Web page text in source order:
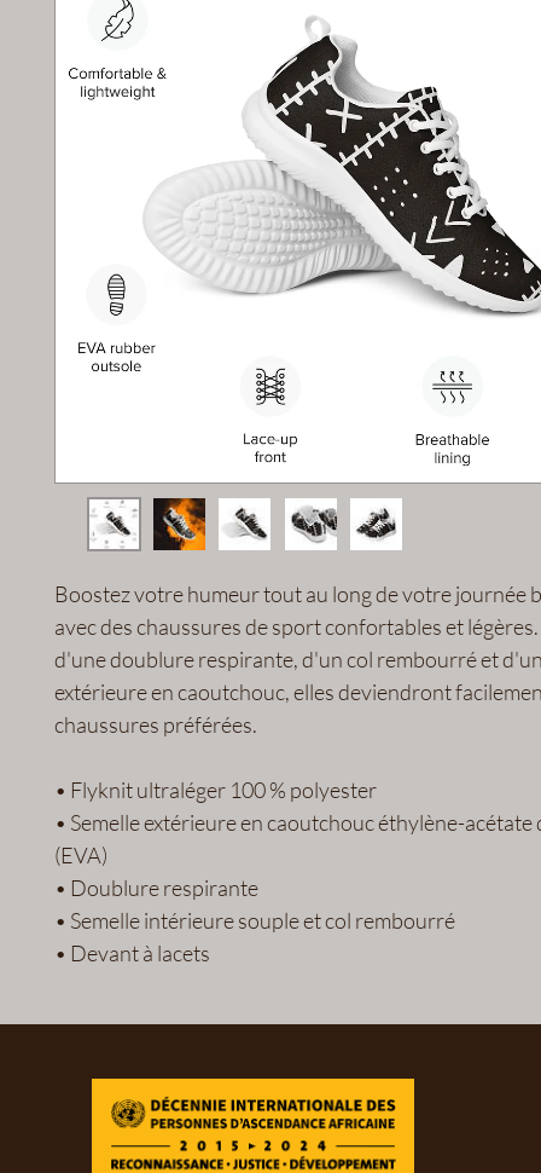
Boostez votre humeur tout au long de votre journée
avec des chaussures de sport confortables et
d'une doublure respirante, d'un col rembourré et
extérieure en caoutchouc, elles deviendront
chaussures préférées.
• Flyknit ultraléger 100 % polyester
• Semelle extérieure en caoutchouc éthylène-acétate
(EVA)
• Doublure respirante
• Semelle intérieure souple et col rembourré
• Devant à lacets